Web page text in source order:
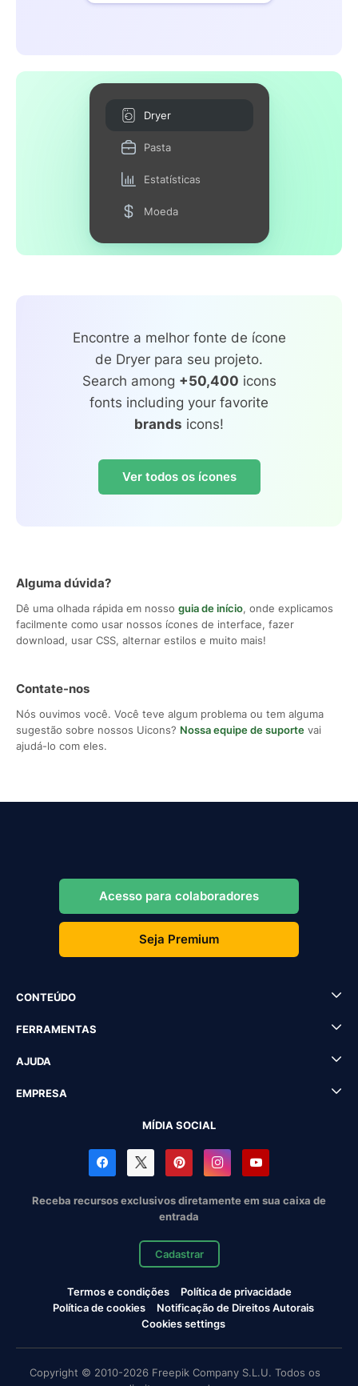
Dryer
Pasta
Estatísticas
Moeda
Encontre a melhor fonte de ícone
de Dryer para seu projeto.
Search among +50,400 icons
fonts including your favorite
brands icons!
Ver todos os ícones
Alguma dúvida?
Dê uma olhada rápida em nosso guia de início, onde explicamos
facilmente como usar nossos ícones de interface, fazer
download, usar CSS, alternar estilos e muito mais!
Contate-nos
Nós ouvimos você. Você teve algum problema ou tem alguma
sugestão sobre nossos Uicons? Nossa equipe de suporte vai
ajudá-lo com eles.
Acesso para colaboradores
Seja Premium
CONTEÚDO
FERRAMENTAS
AJUDA
EMPRESA
MÍDIA SOCIAL
Receba recursos exclusivos diretamente em sua caixa de
entrada
Cadastrar
Termos e condições
Política de privacidade
Política de cookies
Notificação de Direitos Autorais
Cookies settings
Copyright © 2010-2026 Freepik Company S.L.U. Todos os